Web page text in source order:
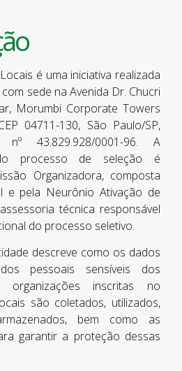
é uma iniciativa realizada
sede na Avenida Dr. Chucri
Morumbi Corporate Towers
04711-130, São Paulo/SP,
43.829.928/0001-96. A
processo de seleção é
Organizadora, composta
e pela Neurônio Ativação de
técnica responsável
do processo seletivo.
descreve como os dados
pessoais sensíveis dos
organizações inscritas no
são coletados, utilizados,
bem como as
garantir a proteção dessas